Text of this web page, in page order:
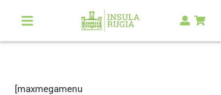
Inhalt
springen
Toggle
Navigation
[maxmegamenu